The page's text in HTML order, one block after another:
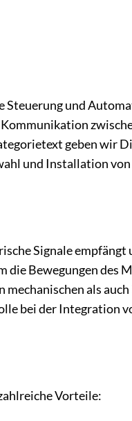
Steuerung und
geben wir
und Installation
Signale
die Bewegungen des
mechanischen als
bei der Integration
Vorteile: